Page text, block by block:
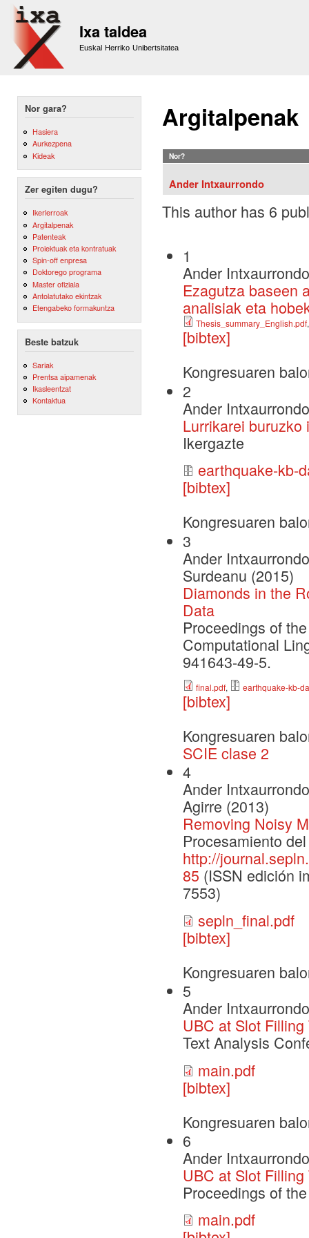
Ixa taldea
Euskal Herriko Unibertsitatea
Nor gara?
Hasiera
Aurkezpena
Kideak
Zer egiten dugu?
Ikerlerroak
Argitalpenak
Patenteak
Proiektuak eta kontratuak
Spin-off enpresa
Doktorego programa
Master ofiziala
Antolatutako ekintzak
Etengabeko formakuntza
Beste batzuk
Sariak
Prentsa aipamenak
Ikasleentzat
Kontaktua
Argitalpenak
Nor?
Ander Intxaurrondo
This author has 6
1
Ander
Ezagutza baseen
analisiak eta
Thesis_summary_English.pdf
[bibtex]
Kongresuaren
2
Ander
Lurrikarei buruzko
Ikergazte
earthquake-kb-
[bibtex]
Kongresuaren
3
Ander
Surdeanu (2015)
Diamonds in the
Data
Proceedings of
Computational
941643-49-5.
final.pdf, earthquake-kb-
[bibtex]
Kongresuaren
SCIE clase 2
4
Ander
Agirre (2013)
Removing Noisy
Procesamiento
http://
85 (ISSN edición
7553)
sepln_final.pdf
[bibtex]
Kongresuaren
5
Ander
UBC at Slot Filling
Text Analysis
main.pdf
[bibtex]
Kongresuaren
6
Ander
UBC at Slot Filling
Proceedings of
main.pdf